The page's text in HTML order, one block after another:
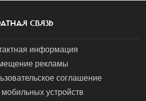
СВЯЗЬ
информация
рекламы
соглашение
устройств